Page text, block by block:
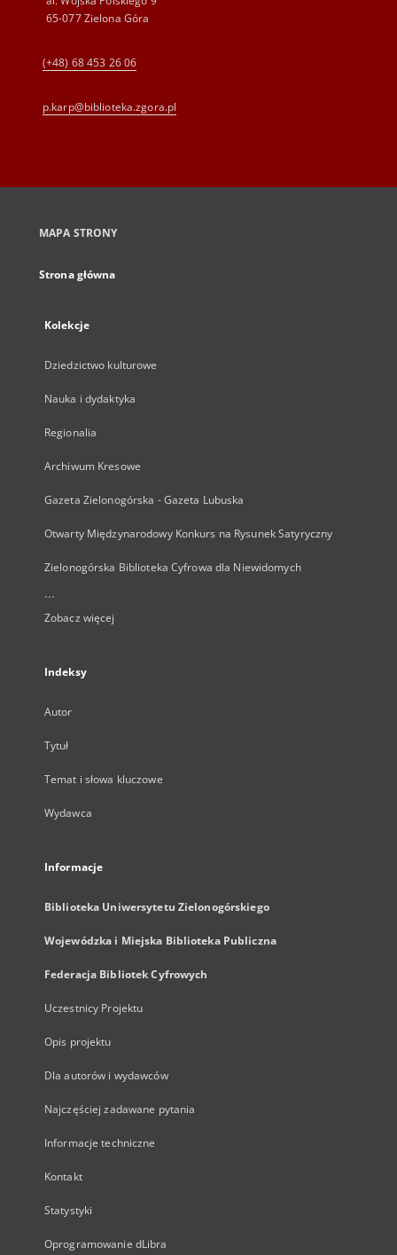
65-077 Zielona Góra
(+48) 68 453 26 06
p.karp@biblioteka.zgora.pl
MAPA STRONY
Strona główna
Kolekcje
Dziedzictwo kulturowe
Nauka i dydaktyka
Regionalia
Archiwum Kresowe
Gazeta Zielonogórska - Gazeta Lubuska
Otwarty Międzynarodowy Konkurs na Rysunek Satyryczny
Zielonogórska Biblioteka Cyfrowa dla Niewidomych
...
Zobacz więcej
Indeksy
Autor
Tytuł
Temat i słowa kluczowe
Wydawca
Informacje
Biblioteka Uniwersytetu Zielonogórskiego
Wojewódzka i Miejska Biblioteka Publiczna
Federacja Bibliotek Cyfrowych
Uczestnicy Projektu
Opis projektu
Dla autorów i wydawców
Najczęściej zadawane pytania
Informacje techniczne
Kontakt
Statystyki
Oprogramowanie dLibra